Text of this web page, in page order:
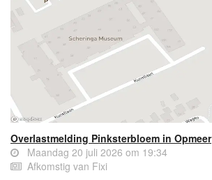
Overlastmelding Pinksterbloem in Opmeer
Maandag 20 juli 2026 om 19:34
Afkomstig van Fixi